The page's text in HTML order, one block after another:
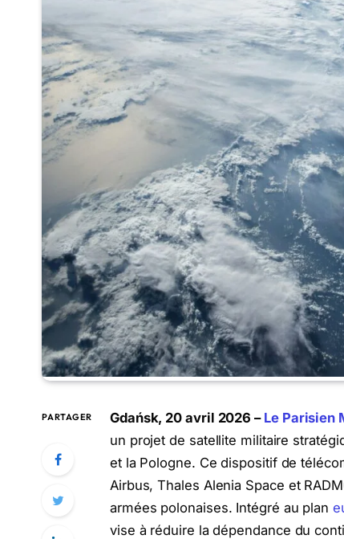
PARTAGER Gdańsk, 20 avril 2026 – Le Parisien
un projet de satellite militaire
et la Pologne. Ce dispositif de
Airbus, Thales Alenia Space et
armées polonaises. Intégré au plan
vise à réduire la dépendance du